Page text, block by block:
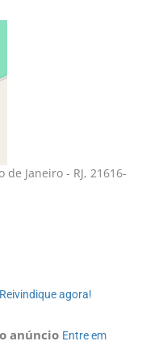
de Janeiro - RJ, 21616-
Reivindique agora!
anúncio Entre em